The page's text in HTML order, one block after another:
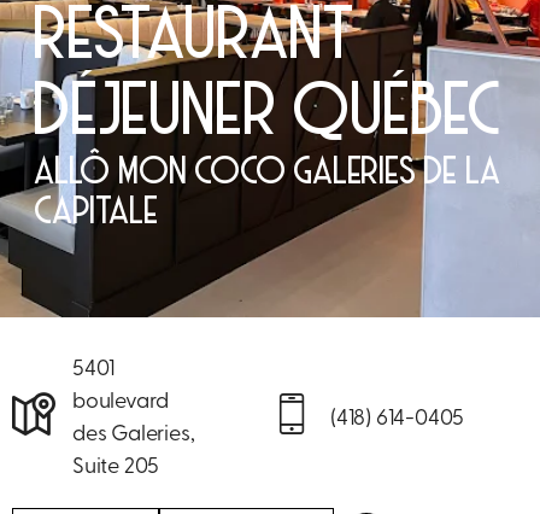
RESTAURANT
DÉJEUNER QUÉBEC
ALLÔ MON COCO GALERIES DE LA
CAPITALE
5401
boulevard
des Galeries,
Suite 205
(418) 614-0405